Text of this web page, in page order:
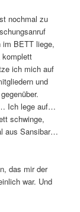
nochmal zu
BETT liege,
komplett
ich mich auf
und
Ich lege auf…
schwinge,
aus Sansibar…
das mir der
war. Und